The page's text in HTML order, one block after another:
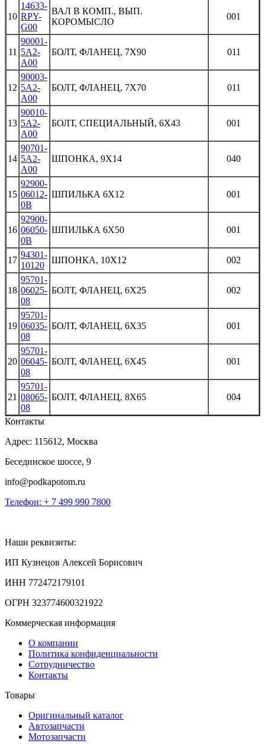
10
14633-
RPY-
G00
ВАЛ В КОМП., ВЫП.
КОРОМЫСЛО
001
11
90001-
5A2-
A00
БОЛТ, ФЛАНЕЦ, 7X90 011
12
90003-
5A2-
A00
БОЛТ, ФЛАНЕЦ, 7X70 011
13
90010-
5A2-
A00
БОЛТ, СПЕЦИАЛЬНЫЙ, 6X43 001
14
90701-
5A2-
A00
ШПОНКА, 9X14 040
15
92900-
06012-
0B
ШПИЛЬКА 6X12 001
16
92900-
06050-
0B
ШПИЛЬКА 6X50 001
17
94301-
10120
ШПОНКА, 10X12 002
18
95701-
06025-
08
БОЛТ, ФЛАНЕЦ, 6X25 002
19
95701-
06035-
08
БОЛТ, ФЛАНЕЦ, 6X35 001
20
95701-
06045-
08
БОЛТ, ФЛАНЕЦ, 6X45 001
21
95701-
08065-
08
БОЛТ, ФЛАНЕЦ, 8X65 004
Контакты
Адрес: 115612, Москва
Бесединское шоссе, 9
info@podkapotom.ru
Телефон: + 7 499 990 7800
Наши реквизиты:
ИП Кузнецов Алексей Борисович
ИНН 772472179101
ОГРН 323774600321922
Коммерческая информация
О компании
Политика конфиденциальности
Сотрудничество
Контакты
Товары
Оригинальный каталог
Автозапчасти
Мотозапчасти